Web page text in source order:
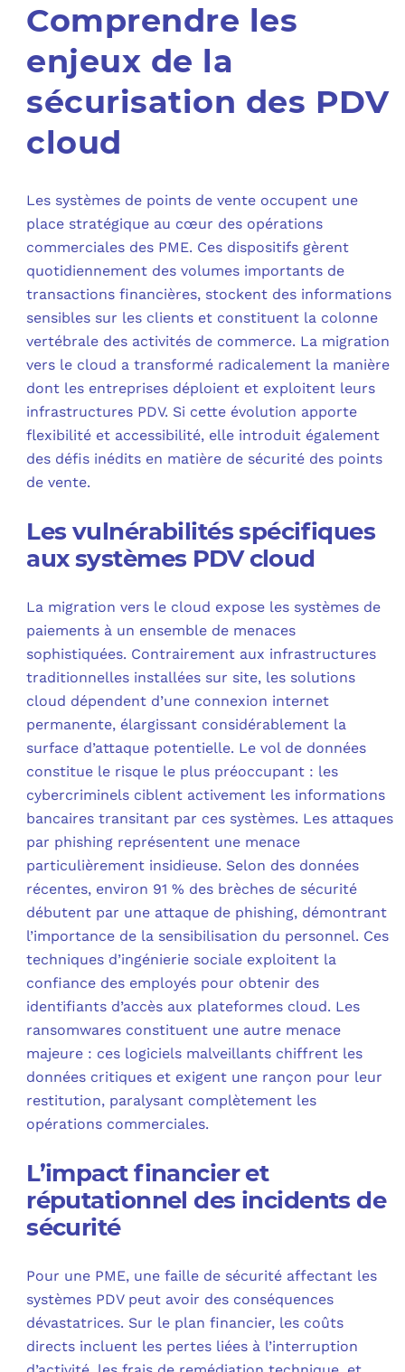
Comprendre les
enjeux de la
sécurisation des PDV
cloud
Les systèmes de points de vente occupent une
place stratégique au cœur des opérations
commerciales des PME. Ces dispositifs gèrent
quotidiennement des volumes importants de
transactions financières, stockent des informations
sensibles sur les clients et constituent la colonne
vertébrale des activités de commerce. La migration
vers le cloud a transformé radicalement la manière
dont les entreprises déploient et exploitent leurs
infrastructures PDV. Si cette évolution apporte
flexibilité et accessibilité, elle introduit également
des défis inédits en matière de sécurité des points
de vente.
Les vulnérabilités spécifiques
aux systèmes PDV cloud
La migration vers le cloud expose les systèmes de
paiements à un ensemble de menaces
sophistiquées. Contrairement aux infrastructures
traditionnelles installées sur site, les solutions
cloud dépendent d’une connexion internet
permanente, élargissant considérablement la
surface d’attaque potentielle. Le vol de données
constitue le risque le plus préoccupant : les
cybercriminels ciblent activement les informations
bancaires transitant par ces systèmes. Les attaques
par phishing représentent une menace
particulièrement insidieuse. Selon des données
récentes, environ 91 % des brèches de sécurité
débutent par une attaque de phishing, démontrant
l’importance de la sensibilisation du personnel. Ces
techniques d’ingénierie sociale exploitent la
confiance des employés pour obtenir des
identifiants d’accès aux plateformes cloud. Les
ransomwares constituent une autre menace
majeure : ces logiciels malveillants chiffrent les
données critiques et exigent une rançon pour leur
restitution, paralysant complètement les
opérations commerciales.
L’impact financier et
réputationnel des incidents de
sécurité
Pour une PME, une faille de sécurité affectant les
systèmes PDV peut avoir des conséquences
dévastatrices. Sur le plan financier, les coûts
directs incluent les pertes liées à l’interruption